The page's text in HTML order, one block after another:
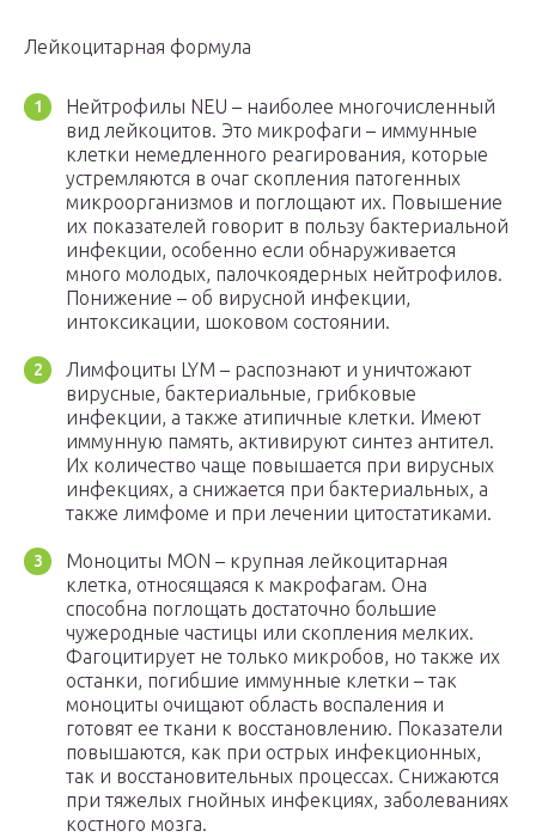
Лейкоцитарная формула
Нейтрофилы NEU – наиболее многочисленный
вид лейкоцитов. Это микрофаги – иммунные
клетки немедленного реагирования, которые
устремляются в очаг скопления патогенных
микроорганизмов и поглощают их. Повышение
их показателей говорит в пользу бактериальной
инфекции, особенно если обнаруживается
много молодых, палочкоядерных нейтрофилов.
Понижение – об вирусной инфекции,
интоксикации, шоковом состоянии.
Лимфоциты LYM – распознают и уничтожают
вирусные, бактериальные, грибковые
инфекции, а также атипичные клетки. Имеют
иммунную память, активируют синтез антител.
Их количество чаще повышается при вирусных
инфекциях, а снижается при бактериальных, а
также лимфоме и при лечении цитостатиками.
Моноциты MON – крупная лейкоцитарная
клетка, относящаяся к макрофагам. Она
способна поглощать достаточно большие
чужеродные частицы или скопления мелких.
Фагоцитирует не только микробов, но также их
останки, погибшие иммунные клетки – так
моноциты очищают область воспаления и
готовят ее ткани к восстановлению. Показатели
повышаются, как при острых инфекционных,
так и восстановительных процессах. Снижаются
при тяжелых гнойных инфекциях, заболеваниях
костного мозга.